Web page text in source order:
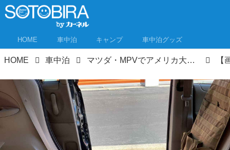
HOME 車中泊 キャンプ 車中泊グッズ
HOME 車中泊 マツダ・MPVでアメリカ大陸横断ロードトリップ⑥ リゾート感満載のフロリダへ。スケールの大きさに圧倒！